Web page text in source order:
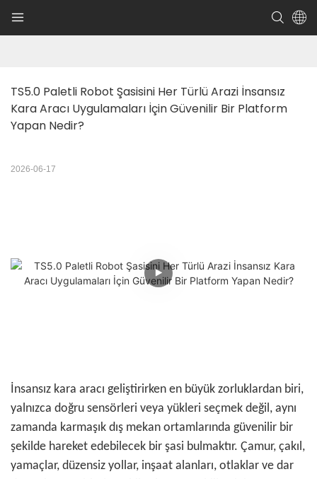
TS5.0 Paletli Robot Şasisini Her Türlü Arazi İnsansız
Kara Aracı Uygulamaları İçin Güvenilir Bir Platform
Yapan Nedir?
2026-06-17
İnsansız kara aracı geliştirirken en büyük zorluklardan biri,
yalnızca doğru sensörleri veya yükleri seçmek değil, aynı
zamanda karmaşık dış mekan ortamlarında güvenilir bir
şekilde hareket edebilecek bir şasi bulmaktır. Çamur, çakıl,
yamaçlar, düzensiz yollar, inşaat alanları, otlaklar ve dar